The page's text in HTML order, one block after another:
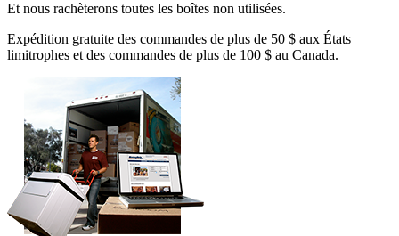
Et nous rachèterons toutes les boîtes non utilisées.
Expédition gratuite des commandes de plus de 50 $ aux États
limitrophes et des commandes de plus de 100 $ au Canada.